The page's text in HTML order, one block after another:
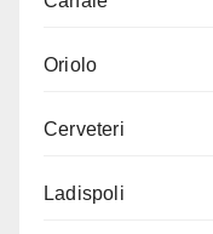
Oriolo
Cerveteri
Ladispoli